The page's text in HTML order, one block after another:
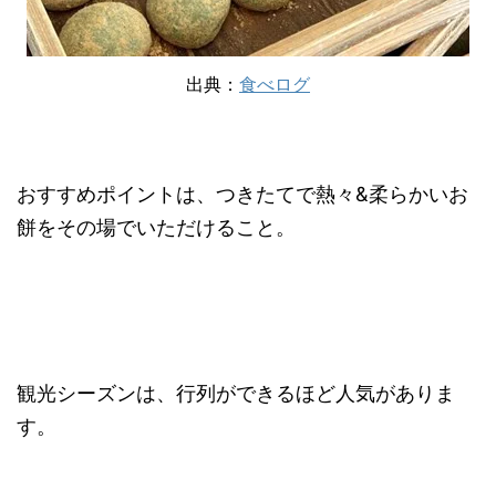
出典： 食べログ
おすすめポイントは、つきたてで熱々&柔らかいお
餅をその場でいただけること。
観光シーズンは、行列ができるほど人気がありま
す。